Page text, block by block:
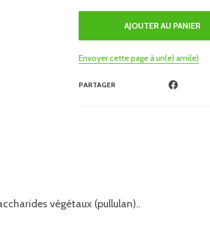
Envoyer cette page à un(e) ami(e)
PARTAGER
végétaux (pullulan)..